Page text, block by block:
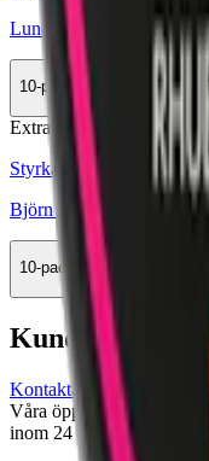
Lundgrens Tjäle
10-pack
299,90 kr
Köp
Extra Stark
Styrka Extra Stark · Slim
Björn Rhubarb-Elder
10-pack
299,50 kr
Köp
Kundservice
Kontakta oss
Våra öppettider är: Alla
inom 24 timmar på